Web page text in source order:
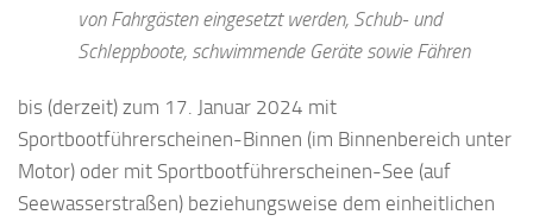
von Fahrgästen eingesetzt werden, Schub- und
Schleppboote, schwimmende Geräte sowie Fähren
bis (derzeit) zum 17. Januar 2024 mit
Sportbootführerscheinen-Binnen (im Binnenbereich unter
Motor) oder mit Sportbootführerscheinen-See (auf
Seewasserstraßen) beziehungsweise dem einheitlichen